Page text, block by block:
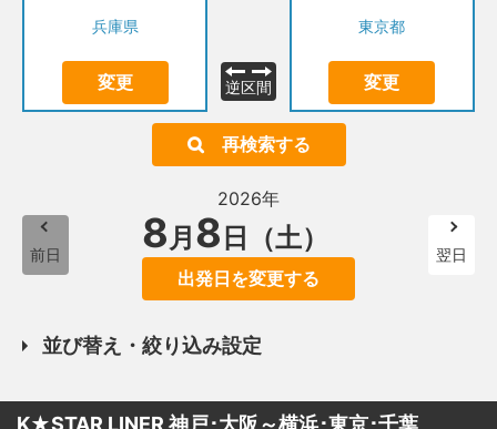
兵庫県
変更 逆区間
東京都
変更
再検索する
前日
2026年
8月 8 日（土）
出発日を変更する
翌日
並び替え・絞り込み設定
K★STAR LINER 神戸･大阪～横浜･東京･千葉